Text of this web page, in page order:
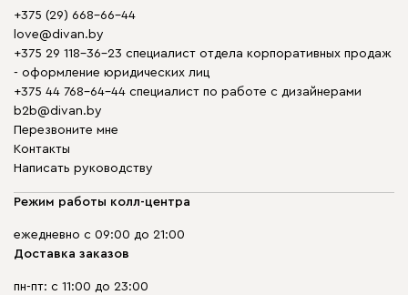
+375 (29) 668-66-44
love@divan.by
+375 29 118-36-23 специалист отдела корпоративных продаж
- оформление юридических лиц
+375 44 768-64-44 специалист по работе с дизайнерами
b2b@divan.by
Перезвоните мне
Контакты
Написать руководству
Режим работы колл-центра
ежедневно с 09:00 до 21:00
Доставка заказов
пн-пт: с 11:00 до 23:00